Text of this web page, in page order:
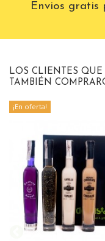
Envios gratis
LOS CLIENTES
TAMBIÉN
¡En oferta!